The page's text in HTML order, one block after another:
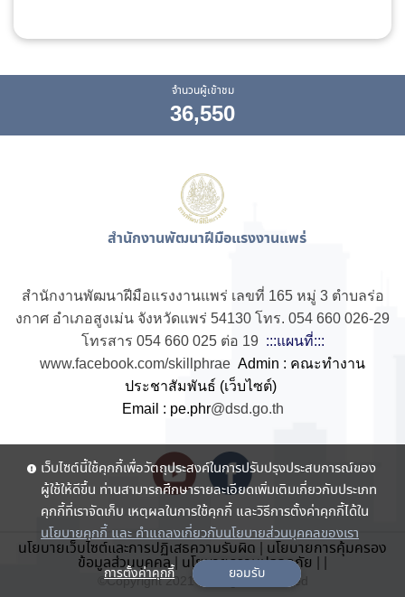
จำนวนผู้เข้าชม
36,550
สำนักงานพัฒนาฝีมือแรงงานแพร่
สำนักงานพัฒนาฝีมือแรงงานแพร่ เลขที่ 165 หมู่ 3 ตำบลร่อ
งกาศ อำเภอสูงเม่น จังหวัดแพร่ 54130 โทร. 054 660 026-29
โทรสาร 054 660 025 ต่อ 19 :::แผนที่:::
www.facebook.com/skillphrae Admin : คณะทำงาน
ประชาสัมพันธ์ (เว็บไซต์)
Email : pe.phr@dsd.go.th
นโยบายเว็บไซต์และการปฏิเสธความรับผิด | นโยบายการคุ้มครอง
ข้อมูลส่วนบุคคล| นโยบายความปลอดภัย | |
©Copyright 2021 . All rights reserved
เว็บไซต์นี้ใช้คุกกี้เพื่อวัตถุประสงค์ในการปรับปรุงประสบการณ์ของ
ผู้ใช้ให้ดีขึ้น ท่านสามารถศึกษารายละเอียดเพิ่มเติมเกี่ยวกับประเภท
คุกกี้ที่เราจัดเก็บ เหตุผลในการใช้คุกกี้ และวิธีการตั้งค่าคุกกี้ได้ใน
นโยบายคุกกี้ และ คำแถลงเกี่ยวกับนโยบายส่วนบุคคลของเรา
การตั้งค่าคุกกี้ ยอมรับ